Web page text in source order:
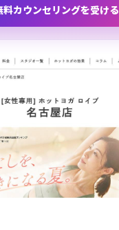
料カウンセリングを受ける